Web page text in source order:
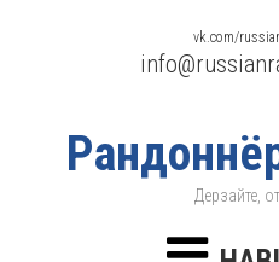
Дерзайте,
vk.com/